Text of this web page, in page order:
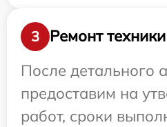
3
Ремонт техники
После детального
предоставим на
работ, сроки